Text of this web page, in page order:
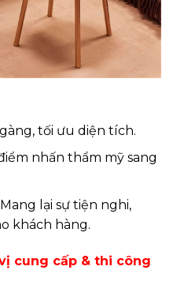
tối ưu diện tích.
nhấn thẩm mỹ sang
lại sự tiện nghi,
khách hàng.
cung cấp & thi công